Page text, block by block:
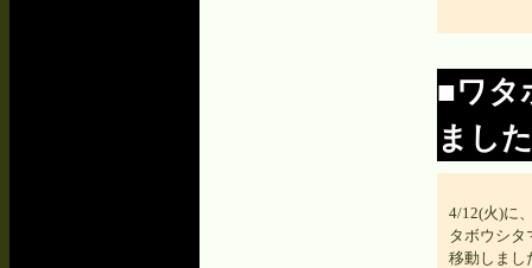
■ワタ
まし
4/12(火)に
タボウシ
移動しまし